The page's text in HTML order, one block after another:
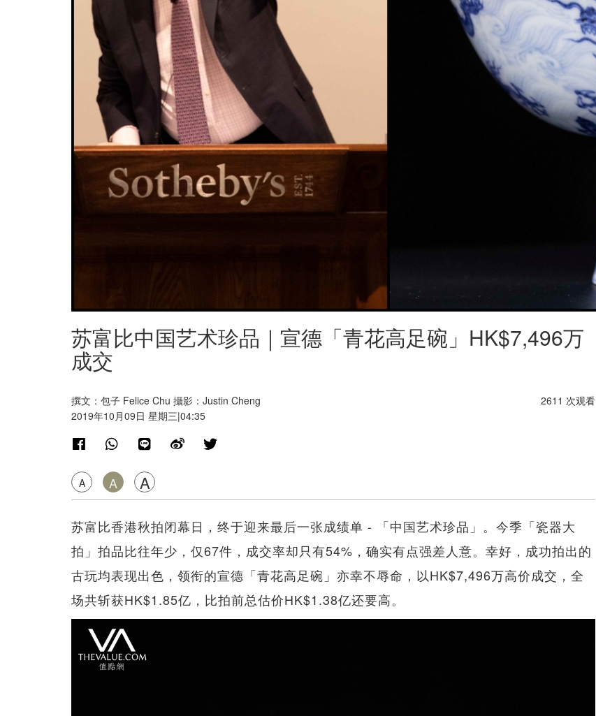
苏富比中国艺术珍品｜宣德「青花高足碗」HK$7,496万
成交
撰文：包子 Felice Chu 攝影：Justin Cheng
2019年10月09日 星期三|04:35
A A A
2611 次观看
苏富比香港秋拍闭幕日，终于迎来最后一张成绩单 - 「中国艺术珍品」。今季「瓷器大
拍」拍品比往年少，仅67件，成交率却只有54%，确实有点强差人意。幸好，成功拍出的
古玩均表现出色，领衔的宣德「青花高足碗」亦幸不辱命，以HK$7,496万高价成交，全
场共斩获HK$1.85亿，比拍前总估价HK$1.38亿还要高。